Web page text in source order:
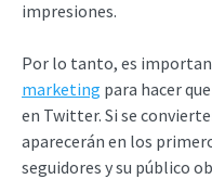
impresiones.
Por lo tanto, es
marketing para hacer
en Twitter. Si se
aparecerán en los
seguidores y su público